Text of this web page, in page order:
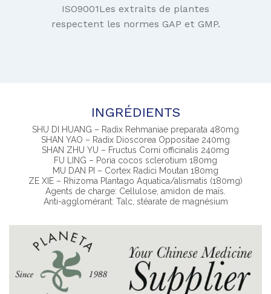
ISO9001Les extraits de plantes
respectent les normes GAP et GMP.
INGRÉDIENTS
SHU DI HUANG – Radix Rehmaniae preparata 480mg
SHAN YAO – Radix Dioscorea Oppositae 240mg
SHAN ZHU YU – Fructus Corni officinalis 240mg
FU LING – Poria cocos sclerotium 180mg
MU DAN PI – Cortex Radici Moutan 180mg
ZE XIE – Rhizoma Plantago Aquatica/alismatis (180mg)
Agents de charge: Cellulose, amidon de maïs.
Anti-agglomérant: Talc, stéarate de magnésium